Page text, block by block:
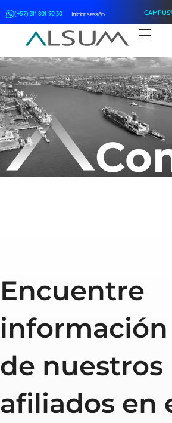
(+57) 311 801 90 30 Iniciar sessão CAMPUS
ALSUM
Encuentre
información
de nuestros
afiliados en